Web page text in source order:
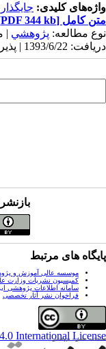
واژه‌های کلیدی:
متن کامل [PDF 344 kb]
نوع مطالعه: پژوهشي |
دریافت: 1393/6/22 | پذیرش: 1393/6/22 | انتشار الکترونیک: 1393/6/22
پایگاه های مرتبط
موسسه عالی آموزش و
کمیسیون نشریات وزارت
سامانه اطلاعات پژوهشی
فراخوان نشر آثار تخصصی
International License